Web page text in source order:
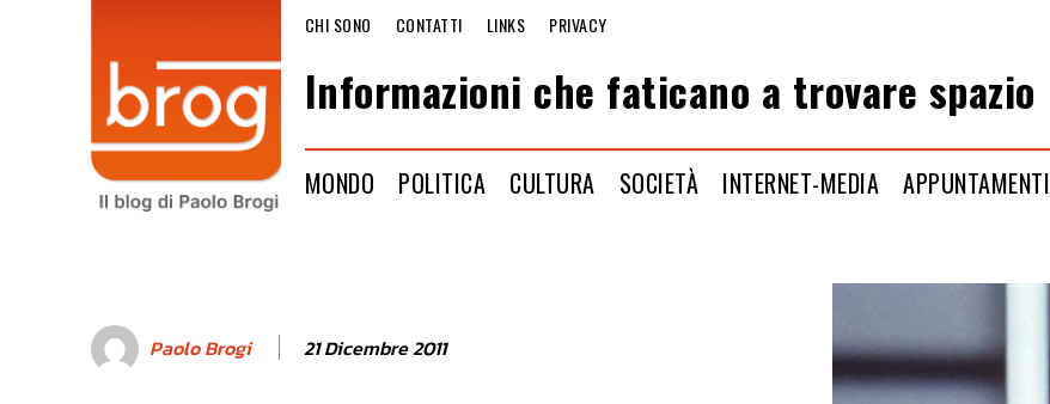
CHI SONO CONTATTI LINKS PRIVACY
Informazioni che faticano a trovare spazio
MONDO POLITICA CULTURA SOCIETÀ INTERNET-MEDIA APPUNTAMENTI
Paolo Brogi 21 Dicembre 2011